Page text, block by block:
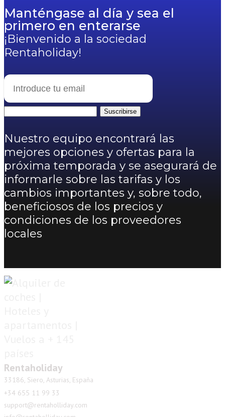
Manténgase al día y sea el
primero en enterarse
¡Bienvenido a la sociedad
Rentaholiday!
Suscribirse
Nuestro equipo encontrará las
mejores opciones y ofertas para la
próxima temporada y se asegurará de
informarle sobre las tarifas y los
cambios importantes y, sobre todo,
beneficiosos de los precios y
condiciones de los proveedores
locales
Rentaholiday
33186, Siero, Asturias, España
+34 655 11 99 33
support@rentaholliday.com